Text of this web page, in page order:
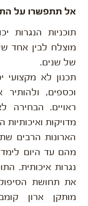
אל תתפשרו על
תוכניות הנגרות
מוצלח לבין אחד
של שנים.
תכנון לא מקצועי
וכספים,
ראויים. הבחירה
מדויקות ואיכותיות
הארונות הרבים
מהם עד היום
נגרות איכותית.
את תחושת
מותקן ארון